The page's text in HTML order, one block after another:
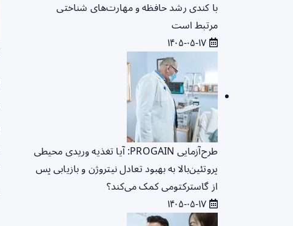
با کندی رشد حافظه و مهارت‌های شناختی
مرتبط است
طرح‌آزمایی PROGAIN: آیا تغذیه وریدی محیطی
پروتئین‌بالا به بهبود تعادل نیتروژن و بازیابی پس
از گاسترکتومی کمک می‌کند؟